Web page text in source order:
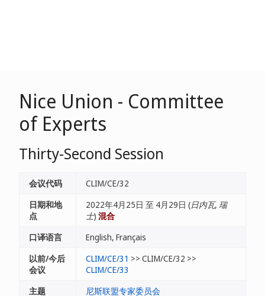
Nice Union - Committee
of Experts
Thirty-Second Session
会议代码
CLIM/CE/32
日期和地
点
2022年4月25日 至 4月29日 (日内瓦, 瑞
士) 混合
口译语言
English, Français
以前/今后
会议
CLIM/CE/31 >> CLIM/CE/32 >>
CLIM/CE/33
主题
尼斯联盟专家委员会